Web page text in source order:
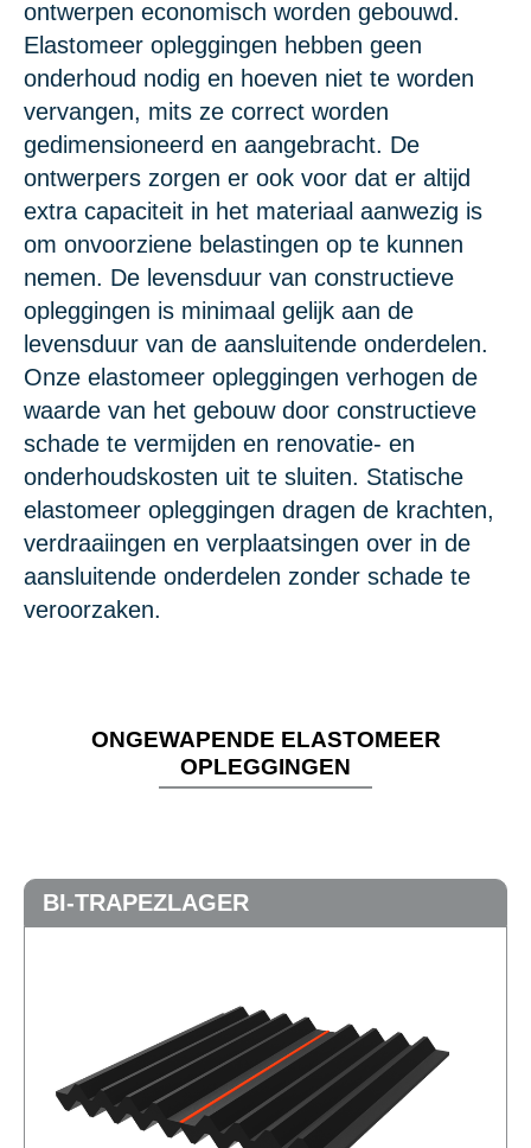
ontwerpen economisch worden gebouwd.
Elastomeer opleggingen hebben geen
onderhoud nodig en hoeven niet te worden
vervangen, mits ze correct worden
gedimensioneerd en aangebracht. De
ontwerpers zorgen er ook voor dat er altijd
extra capaciteit in het materiaal aanwezig is
om onvoorziene belastingen op te kunnen
nemen. De levensduur van constructieve
opleggingen is minimaal gelijk aan de
levensduur van de aansluitende onderdelen.
Onze elastomeer opleggingen verhogen de
waarde van het gebouw door constructieve
schade te vermijden en renovatie- en
onderhoudskosten uit te sluiten. Statische
elastomeer opleggingen dragen de krachten,
verdraaiingen en verplaatsingen over in de
aansluitende onderdelen zonder schade te
veroorzaken.
ONGEWAPENDE ELASTOMEER
OPLEGGINGEN
BI-TRAPEZLAGER